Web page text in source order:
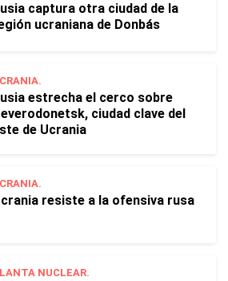
captura otra ciudad de la
ucraniana de Donbás
estrecha el cerco sobre
ciudad clave del
de Ucrania
resiste a la ofensiva rusa
NUCLEAR.